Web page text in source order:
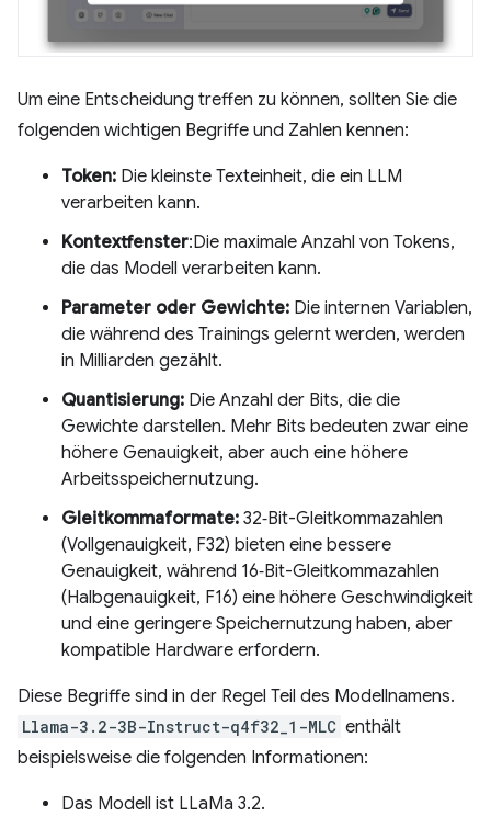
Um eine Entscheidung treffen zu können, sollten Sie die
folgenden wichtigen Begriffe und Zahlen kennen:
Token: Die kleinste Texteinheit, die ein LLM
verarbeiten kann.
Kontextfenster:Die maximale Anzahl von Tokens,
die das Modell verarbeiten kann.
Parameter oder Gewichte: Die internen Variablen,
die während des Trainings gelernt werden, werden
in Milliarden gezählt.
Quantisierung: Die Anzahl der Bits, die die
Gewichte darstellen. Mehr Bits bedeuten zwar eine
höhere Genauigkeit, aber auch eine höhere
Arbeitsspeichernutzung.
Gleitkommaformate: 32‑Bit-Gleitkommazahlen
(Vollgenauigkeit, F32) bieten eine bessere
Genauigkeit, während 16‑Bit-Gleitkommazahlen
(Halbgenauigkeit, F16) eine höhere Geschwindigkeit
und eine geringere Speichernutzung haben, aber
kompatible Hardware erfordern.
Diese Begriffe sind in der Regel Teil des Modellnamens.
Llama-3.2-3B-Instruct-q4f32_1-MLC enthält
beispielsweise die folgenden Informationen:
Das Modell ist LLaMa 3.2.